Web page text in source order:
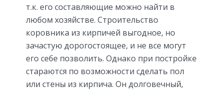
т.к. его составляющие можно найти в
любом хозяйстве. Строительство
коровника из кирпичей выгодное, но
зачастую дорогостоящее, и не все могут
его себе позволить. Однако при постройке
стараются по возможности сделать пол
или стены из кирпича. Он долговечный,